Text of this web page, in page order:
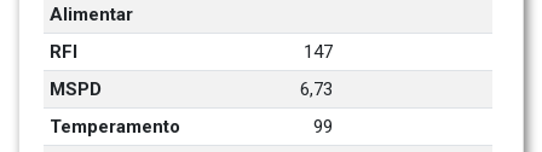
Alimentar
RFI
147
MSPD
6,73
Temperamento
99